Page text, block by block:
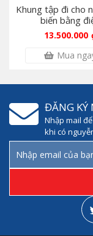
Khung tập đi cho
biến bằng
13.500.000
Mua
ĐĂNG KÝ
Nhập mail
khi có